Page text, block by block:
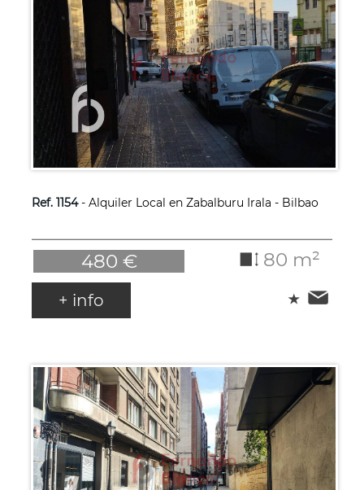
Ref. 1154- Alquiler Local en Zabalburu Irala - Bilbao
480 € 80 m²
+ info